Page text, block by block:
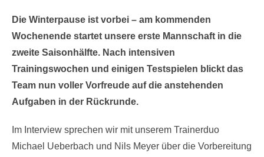
Die Winterpause ist vorbei – am kommenden
Wochenende startet unsere erste Mannschaft in die
zweite Saisonhälfte. Nach intensiven
Trainingswochen und einigen Testspielen blickt das
Team nun voller Vorfreude auf die anstehenden
Aufgaben in der Rückrunde.
Im Interview sprechen wir mit unserem Trainerduo
Michael Ueberbach und Nils Meyer über die Vorbereitung